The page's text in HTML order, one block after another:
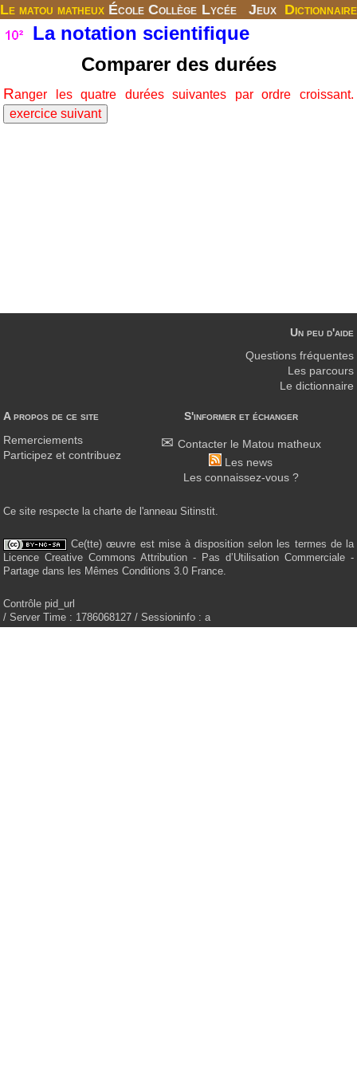
Le matou matheux École Collège Lycée Jeux Dictionnaire
La notation scientifique
Comparer des durées
Ranger les quatre durées suivantes par ordre croissant.
A propos de ce site
Remerciements
Participez et contribuez
S'informer et échanger
Contacter le Matou matheux
Les news
Les connaissez-vous ?
Un peu d'aide
Questions fréquentes
Les parcours
Le dictionnaire
Ce site respecte la charte de l'anneau Sitinstit.
Ce(tte) œuvre est mise à disposition selon les termes de la
Licence Creative Commons Attribution - Pas d’Utilisation Commerciale -
Partage dans les Mêmes Conditions 3.0 France.
Contrôle pid_url
/ Server Time : 1786068127 / Sessioninfo : a